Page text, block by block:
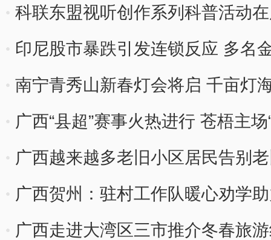
科联东盟视听创作系列科普活动
印尼股市暴跌引发连锁反应 多名
南宁青秀山新春灯会将启 千亩灯
广西“县超”赛事火热进行 苍梧主
广西越来越多老旧小区居民告别
广西贺州：驻村工作队暖心劝学
广西走进大湾区三市推介冬春旅